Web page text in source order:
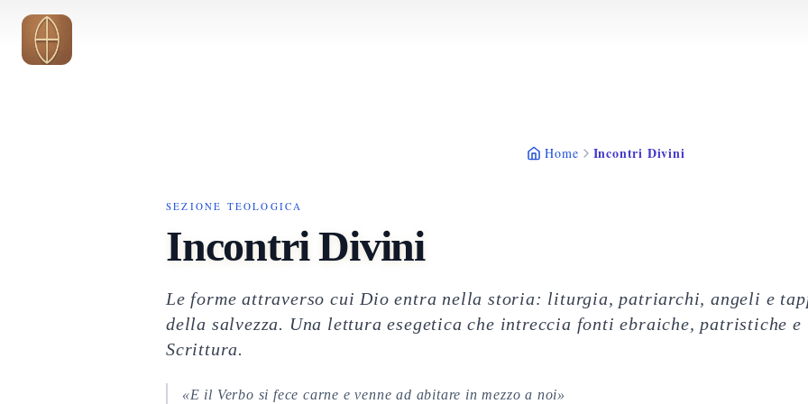
Vai al contenuto principale
Home Incontri Divini
SEZIONE TEOLOGICA
Incontri Divini
Le forme attraverso cui Dio entra nella storia: liturgia, patriarchi, angeli e
della salvezza. Una lettura esegetica che intreccia fonti ebraiche, patristiche e
Scrittura.
«E il Verbo si fece carne e venne ad abitare in mezzo a noi»